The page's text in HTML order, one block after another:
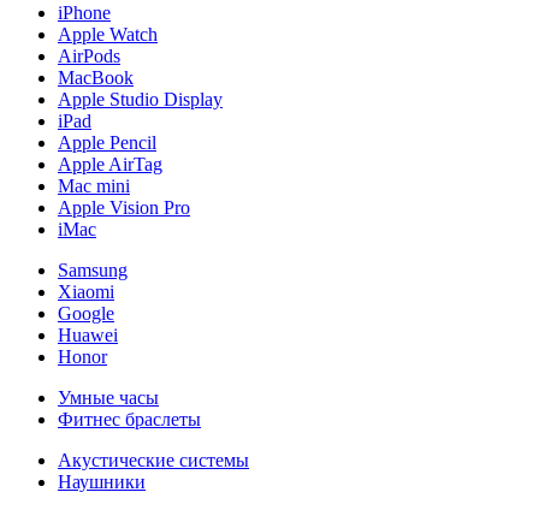
iPhone
Apple Watch
AirPods
MacBook
Apple Studio Display
iPad
Apple Pencil
Apple AirTag
Mac mini
Apple Vision Pro
iMac
Samsung
Xiaomi
Google
Huawei
Honor
Умные часы
Фитнес браслеты
Акустические системы
Наушники